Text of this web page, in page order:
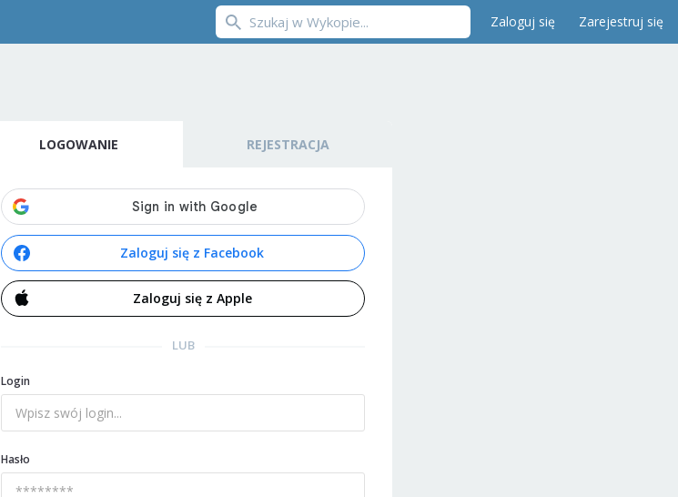
Zaloguj się Zarejestruj się
LOGOWANIE REJESTRACJA
Zaloguj się z Facebook
Zaloguj się z Apple
LUB
Login
Hasło